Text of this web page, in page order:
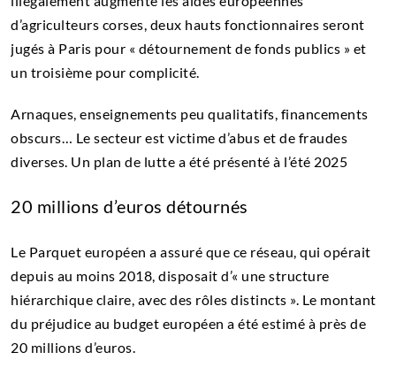
d’agriculteurs corses, deux hauts fonctionnaires seront
jugés à Paris pour « détournement de fonds publics » et
un troisième pour complicité.
Arnaques, enseignements peu qualitatifs, financements
obscurs… Le secteur est victime d’abus et de fraudes
diverses. Un plan de lutte a été présenté à l’été 2025
20 millions d’euros détournés
Le Parquet européen a assuré que ce réseau, qui opérait
depuis au moins 2018, disposait d’« une structure
hiérarchique claire, avec des rôles distincts ». Le montant
du préjudice au budget européen a été estimé à près de
20 millions d’euros.